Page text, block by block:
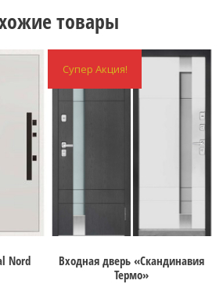
товары
дверь «Скандинавия
Входная дверь